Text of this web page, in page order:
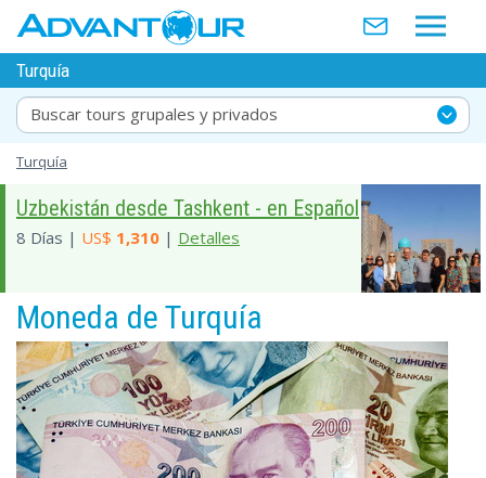
Turquía
Buscar tours grupales y privados
Turquía
Uzbekistán desde Tashkent - en Español
8 Días | US$ 1,310 | Detalles
Moneda de Turquía